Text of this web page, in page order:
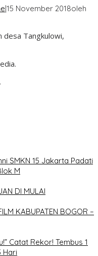
|15 November 2018oleh
desa Tangkulowi,
SMKN 15 Jakarta Padati
M
DI MULAI
KABUPATEN BOGOR –
Catat Rekor! Tembus 1
Hari